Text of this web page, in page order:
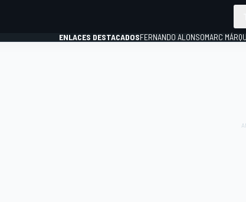
ENLACES DESTACADOSFERNANDO ALONSOMARC